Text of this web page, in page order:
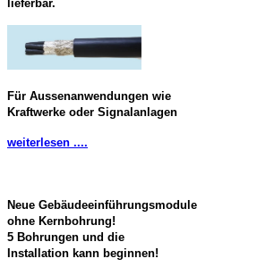
lieferbar.
Für Aussenanwendungen wie
Kraftwerke oder Signalanlagen
weiterlesen ....
Neue Gebäudeeinführungsmodule
ohne Kernbohrung!
5 Bohrungen und die
Installation kann beginnen!